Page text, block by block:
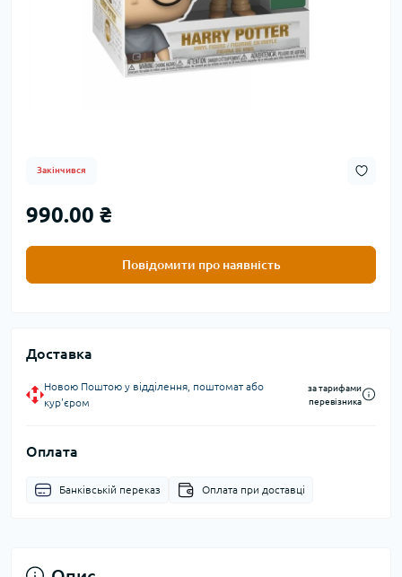
Закінчився
990.00 ₴
Повідомити про наявність
Доставка
Новою Поштою у відділення, поштомат або
кур'єром
за тарифами
перевізника
Оплата
Банківській переказ Оплата при доставці